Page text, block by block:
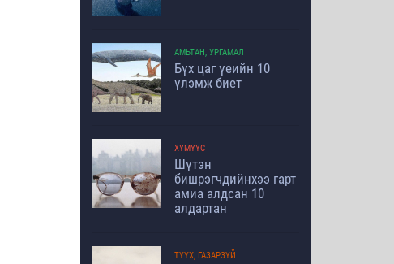
АМЬТАН, УРГАМАЛ
Бүх цаг үеийн 10
үлэмж биет
ХҮМҮҮС
Шүтэн
бишрэгчдийнхээ гарт
амиа алдсан 10
алдартан
ТҮҮХ, ГАЗАРЗҮЙ